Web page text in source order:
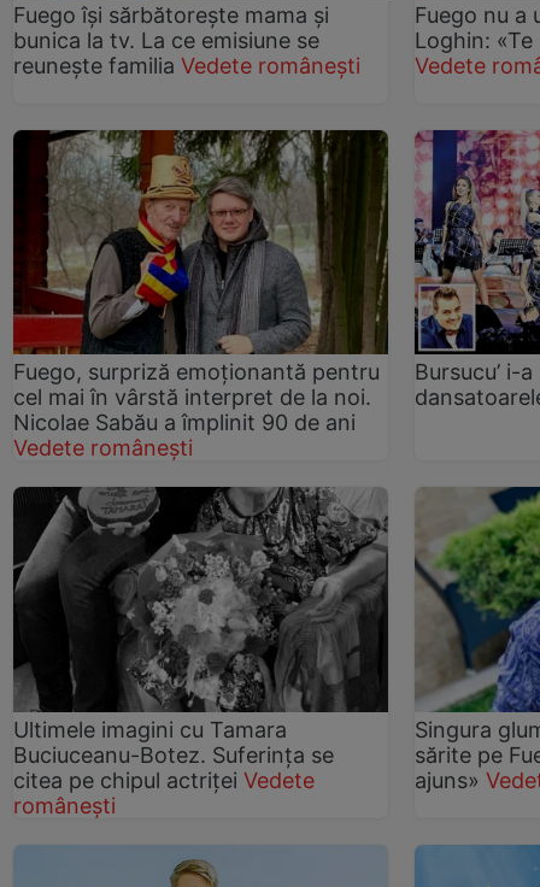
Fuego își sărbătorește mama și
bunica la tv. La ce emisiune se
reunește familia Vedete românești
Fuego nu a
Loghin:
Vedete
Fuego, surpriză emoționantă pentru
cel mai în vârstă interpret de la noi.
Nicolae Sabău a împlinit 90 de ani
Vedete românești
Bursucu’ i-
Ultimele imagini cu Tamara
Buciuceanu-Botez. Suferinţa se
citea pe chipul actriţei Vedete
românești
Singura
sărite pe
ajuns»